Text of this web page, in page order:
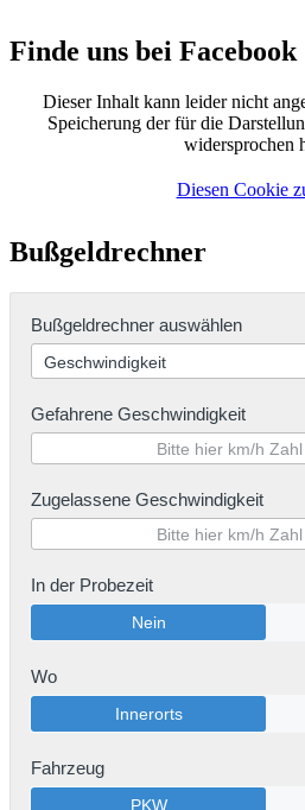
Finde uns bei Facebook
Dieser Inhalt kann leider nicht
Speicherung der für die
widersprochen
Diesen Cookie
Bußgeldrechner